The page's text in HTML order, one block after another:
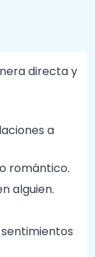
directa y
a
romántico.
alguien.